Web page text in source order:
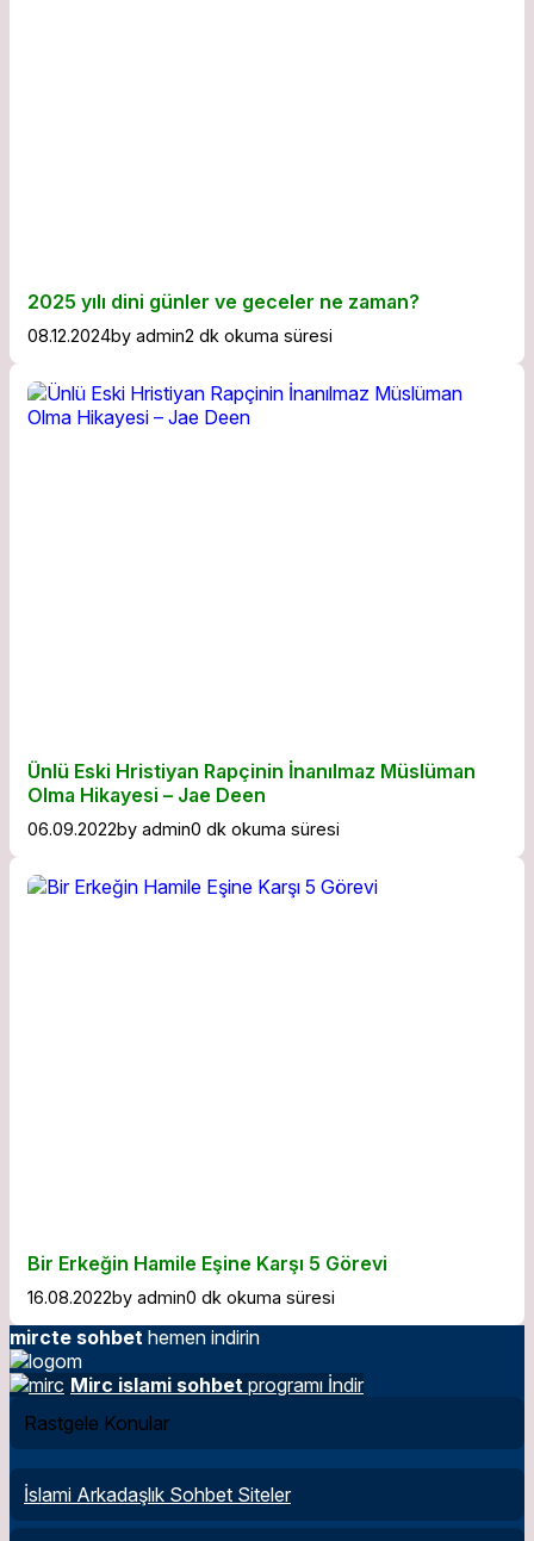
2025 yılı dini günler ve geceler ne zaman?
08.12.2024by admin2 dk okuma süresi
Ünlü Eski Hristiyan Rapçinin İnanılmaz Müslüman
Olma Hikayesi – Jae Deen
06.09.2022by admin0 dk okuma süresi
Bir Erkeğin Hamile Eşine Karşı 5 Görevi
16.08.2022by admin0 dk okuma süresi
mircte sohbet hemen indirin
Mirc islami sohbet programı İndir
Rastgele Konular
İslami Arkadaşlık Sohbet Siteler